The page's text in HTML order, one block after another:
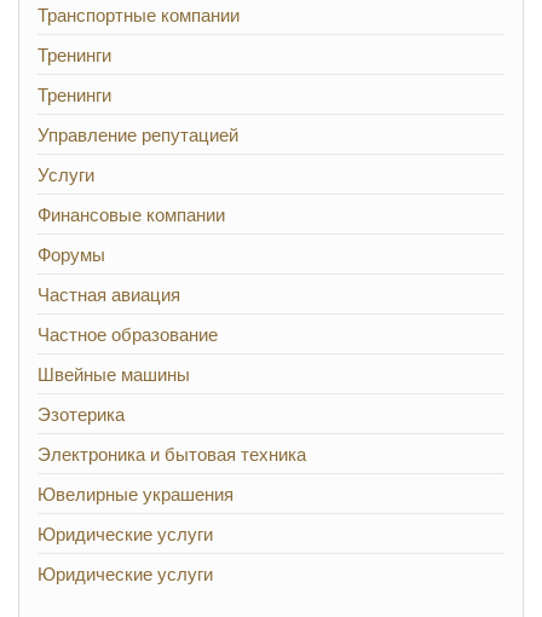
Транспортные компании
Тренинги
Тренинги
Управление репутацией
Услуги
Финансовые компании
Форумы
Частная авиация
Частное образование
Швейные машины
Эзотерика
Электроника и бытовая техника
Ювелирные украшения
Юридические услуги
Юридические услуги